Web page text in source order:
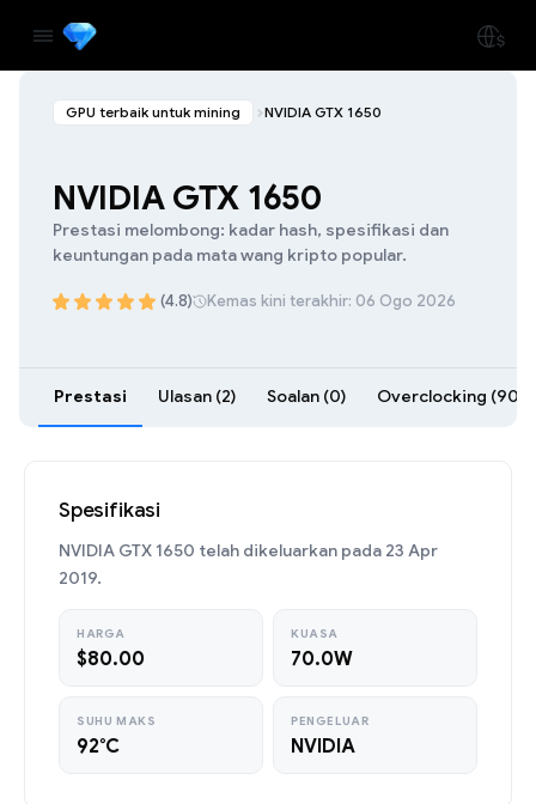
GPU terbaik untuk mining NVIDIA GTX 1650
NVIDIA GTX 1650
Prestasi melombong: kadar hash, spesifikasi dan
keuntungan pada mata wang kripto popular.
(4.8) Kemas kini terakhir: 06 Ogo 2026
Prestasi Ulasan (2) Soalan (0) Overclocking (90)
Spesifikasi
NVIDIA GTX 1650 telah dikeluarkan pada 23 Apr
2019.
HARGA
$80.00
KUASA
70.0W
SUHU MAKS
92°C
PENGELUAR
NVIDIA